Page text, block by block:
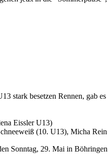
stark besetzen Rennen, gab
Eissler U13)
(10. U13), Micha
Sonntag, 29. Mai in